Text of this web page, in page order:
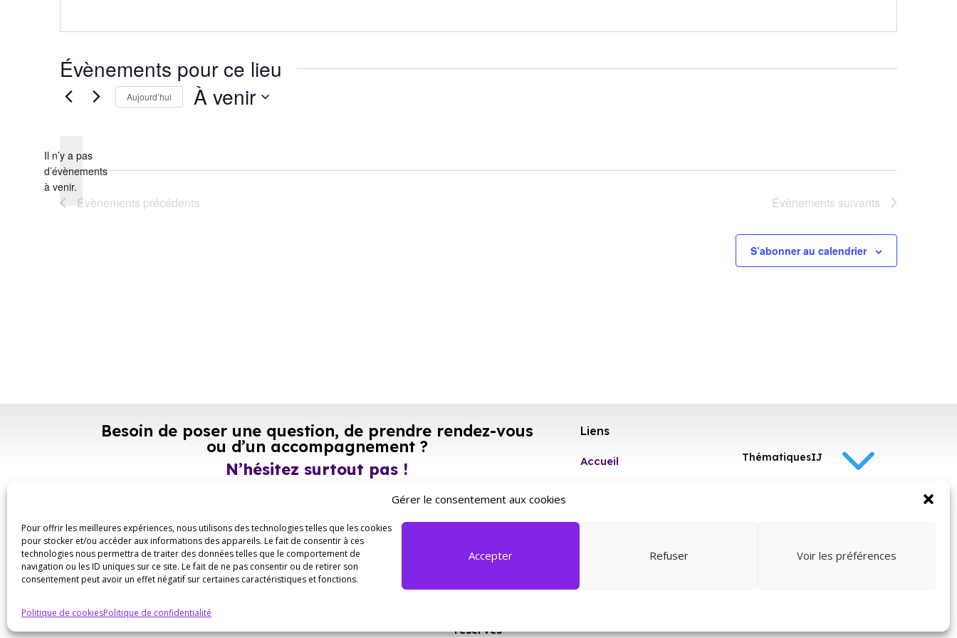
Gérer le consentement aux cookies
Pour offrir les meilleures expériences, nous utilisons des technologies telles que les cookies
pour stocker et/ou accéder aux informations des appareils. Le fait de consentir à ces
technologies nous permettra de traiter des données telles que le comportement de
navigation ou les ID uniques sur ce site. Le fait de ne pas consentir ou de retirer son
consentement peut avoir un effet négatif sur certaines caractéristiques et fonctions.
Accepter Refuser Voir les préférences
Politique de cookiesPolitique de confidentialité
Évènements pour ce lieu
Notice
Il n’y a pas
d’évènements
à venir.
Aujourd’hui À venir
Évènements précédents Évènements suivants
S’abonner au calendrier
Besoin de poser une question, de prendre rendez-vous
ou d’un accompagnement ?
N’hésitez surtout pas !
Liens
Accueil ThématiquesIJ 3
générales
réservés